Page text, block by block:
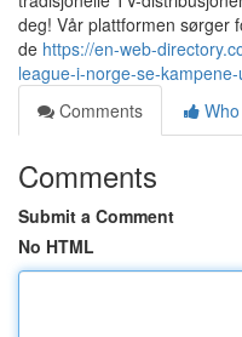
deg! Vår plattformen sørger
de https://en-web-
league-i-norge-se-
Comments
Comments
Submit a Comment
No HTML